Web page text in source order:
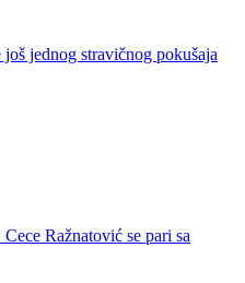
jednog stravičnog pokušaja
Ražnatović se pari sa